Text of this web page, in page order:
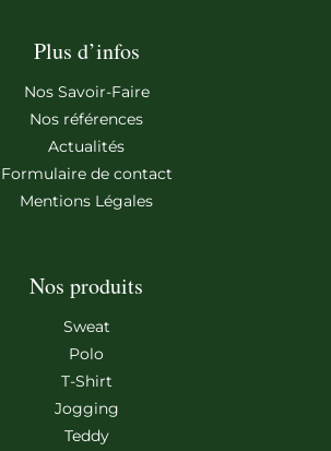
Plus d’infos
Nos Savoir-Faire
Nos références
Actualités
Formulaire de contact
Mentions Légales
Nos produits
Sweat
Polo
T-Shirt
Jogging
Teddy